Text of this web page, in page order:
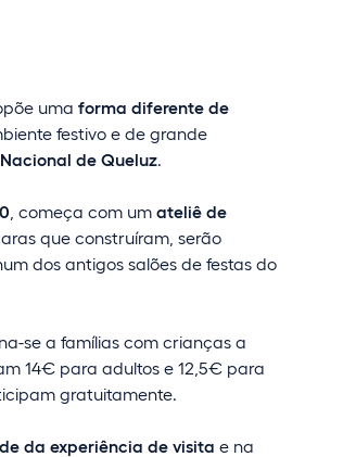
uma forma diferente de
festivo e de grande
de Queluz.
, começa com um ateliê de
que construíram, serão
dos antigos salões de festas do
se a famílias com crianças a
14€ para adultos e 12,5€ para
gratuitamente.
da experiência de visita e na